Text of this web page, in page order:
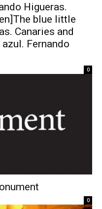
Higueras.
blue little
Canaries and
Fernando
0
0